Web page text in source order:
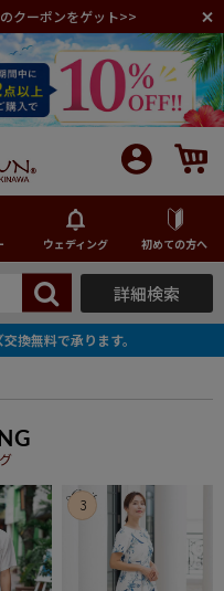
クーポンをゲット>>
ウェディング 初めての方へ
詳細検索
換無料で承ります。